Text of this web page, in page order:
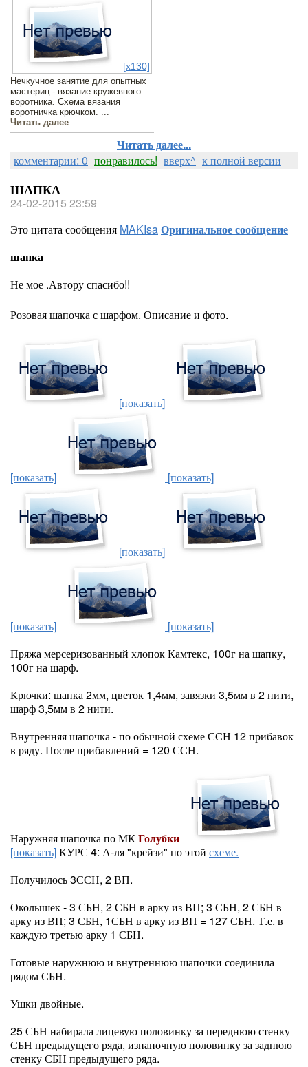
[x130]
Нечкучное занятие для опытных
мастериц - вязание кружевного
воротника. Схема вязания
воротничка крючком. ...
Читать далее
Читать далее...
комментарии: 0 понравилось! вверх^ к полной версии
ШАПКА
24-02-2015 23:59
Это цитата сообщения MAKIsaОригинальное сообщение
шапка
Не мое .Автору спасибо!!
Розовая шапочка с шарфом. Описание и фото.
[показать]
[показать] [показать]
[показать]
[показать]
[показать]
Пряжа мерсеризованный хлопок Камтекс, 100г на шапку,
100г на шарф.
Крючки: шапка 2мм, цветок 1,4мм, завязки 3,5мм в 2 нити,
шарф 3,5мм в 2 нити.
Внутренняя шапочка - по обычной схеме ССН 12 прибавок
в ряду. После прибавлений = 120 ССН.
Наружняя шапочка по МКГолубки
[показать]КУРС 4: А-ля "крейзи" по этой схеме.
Получилось 3ССН, 2 ВП.
Околышек - 3 СБН, 2 СБН в арку из ВП; 3 СБН, 2 СБН в
арку из ВП; 3 СБН, 1СБН в арку из ВП = 127 СБН. Т.е. в
каждую третью арку 1 СБН.
Готовые наружнюю и внутреннюю шапочки соединила
рядом СБН.
Ушки двойные.
25 СБН набирала лицевую половинку за переднюю стенку
СБН предыдущего ряда, изнаночную половинку за заднюю
стенку СБН предыдущего ряда.